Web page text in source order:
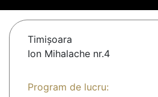
Timişoara
Ion Mihalache nr.4
Program de lucru: